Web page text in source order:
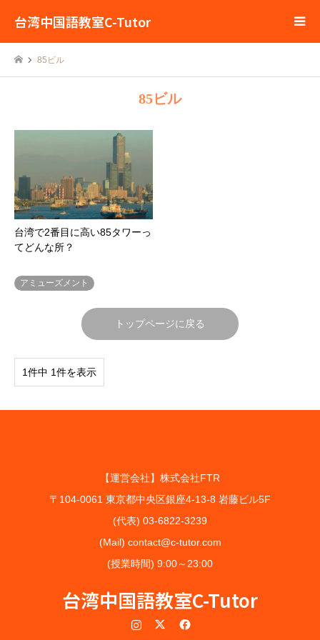
台湾中国語教室C-Tutor
85ビル
85ビル
台湾で2番目に高い85タワーっ
てどんな所？
アミューズメント
トップページに戻る
1件中 1件を表示
【運営会社】株式会社FTR
〒104-0061 東京都中央区銀座4-13-8 岩藤ビル5F
(代表) 03-6822-3239
(Mail) contact@c-tutor.com
(授業時間) 9:00～23:00
台湾中国語教室C-Tutor